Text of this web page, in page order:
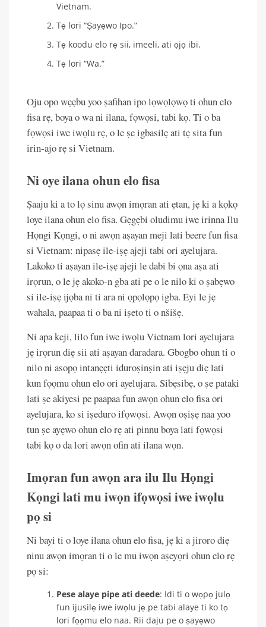
Vietnam.
Tẹ lori “Ṣayẹwo Ipo.”
Tẹ koodu elo rẹ sii, imeeli, ati ọjọ ibi.
Tẹ lori “Wa.”
Oju opo wẹẹbu yoo ṣafihan ipo lọwọlọwọ ti ohun elo
fisa rẹ, boya o wa ni ilana, fọwọsi, tabi kọ. Ti o ba
fọwọsi iwe iwọlu rẹ, o le ṣe igbasilẹ ati tẹ sita fun
irin-ajo rẹ si Vietnam.
Ni oye ilana ohun elo fisa
Ṣaaju ki a to lọ sinu awọn imọran ati ẹtan, jẹ ki a kọkọ
loye ilana ohun elo fisa. Gẹgẹbi oludimu iwe irinna Ilu
Họngi Kọngi, o ni awọn aṣayan meji lati beere fun fisa
si Vietnam: nipasẹ ile-iṣẹ ajeji tabi ori ayelujara.
Lakoko ti aṣayan ile-iṣẹ ajeji le dabi bi ọna aṣa ati
irọrun, o le jẹ akoko-n gba ati pe o le nilo ki o ṣabẹwo
si ile-iṣẹ ijọba ni ti ara ni ọpọlọpọ igba. Eyi le jẹ
wahala, paapaa ti o ba ni iṣeto ti o nšišẹ.
Ni apa keji, lilo fun iwe iwọlu Vietnam lori ayelujara
jẹ irọrun diẹ sii ati aṣayan daradara. Gbogbo ohun ti o
nilo ni asopọ intanẹẹti iduroṣinṣin ati iṣẹju diẹ lati
kun fọọmu ohun elo ori ayelujara. Sibẹsibẹ, o ṣe pataki
lati ṣe akiyesi pe paapaa fun awọn ohun elo fisa ori
ayelujara, ko si iṣeduro ifọwọsi. Awọn oṣiṣẹ naa yoo
tun ṣe ayẹwo ohun elo rẹ ati pinnu boya lati fọwọsi
tabi kọ o da lori awọn ofin ati ilana wọn.
Imọran fun awọn ara ilu Ilu Họngi
Kọngi lati mu iwọn ifọwọsi iwe iwọlu
pọ si
Ni bayi ti o loye ilana ohun elo fisa, jẹ ki a jiroro diẹ
ninu awọn imọran ti o le mu iwọn aṣeyọri ohun elo rẹ
pọ si:
Pese alaye pipe ati deede: Idi ti o wọpọ julọ
fun ijusilẹ iwe iwọlu jẹ pe tabi alaye ti ko tọ
lori fọọmu elo naa. Rii daju pe o ṣayẹwo